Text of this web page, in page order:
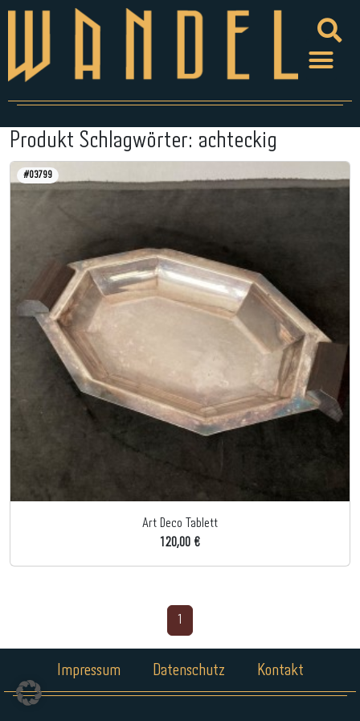
Produkt Schlagwörter: achteckig
#03799
Art Deco Tablett
120,00 €
Impressum Datenschutz Kontakt